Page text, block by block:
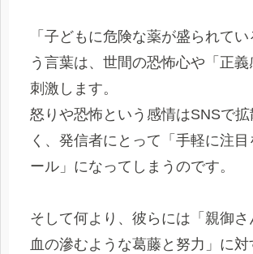
「子どもに危険な薬が盛られて
う言葉は、世間の恐怖心や「正義
刺激します。
怒りや恐怖という感情はSNSで
く、発信者にとって「手軽に注目
ール」になってしまうのです。
そして何より、彼らには「親御さ
血の滲むような葛藤と努力」に対